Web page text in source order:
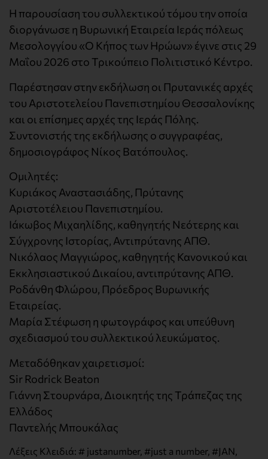
Η παρουσίαση του συλλεκτικού τόμου την οποία
διοργάνωσε η Βυρωνική Εταιρεία Ιεράς πόλεως
Μεσολογγίου «Ο Κήπος των Ηρώων» έγινε στις 29
Μαΐου 2026 στο Τρικούπειο Πολιτιστικό Κέντρο.
Παρέστησαν στην εκδήλωση οι Πρυτανικές αρχές
του Αριστοτελείου Πανεπιστημίου Θεσσαλονίκης
και οι επίσημες αρχές της Ιεράς Πόλης.
Συντονιστής της εκδήλωσης ο συγγραφέας,
δημοσιογράφος Νίκος Βατόπουλος.
Ομιλητές:
Κυριάκος Αναστασιάδης, Πρύτανης
Αριστοτέλειου Πανεπιστημίου.
Ιάκωβος Μιχαηλίδης, καθηγητής Νεότερης και
Σύγχρονης Ιστορίας, Αντιπρύτανης ΑΠΘ.
Νικόλαος Μαγγιώρος, καθηγητής Κανονικού και
Εκκλησιαστικού Δικαίου, αντιπρύτανης ΑΠΘ.
Ροδάνθη Φλώρου, Πρόεδρος Βυρωνικής
Εταιρείας.
Μαρία Στέφωση η φωτογράφος και υπεύθυνη
σχεδιασμού του συλλεκτικού λευκώματος.
Μεταδόθηκαν χαιρετισμοί:
Sir Rodrick Beaton
Γιάννη Στουρνάρα, Διοικητής της Τράπεζας της
Ελλάδος
Παντελής Μπουκάλας
Λέξεις Κλειδιά: # justanumber, #just a number, #JAN,